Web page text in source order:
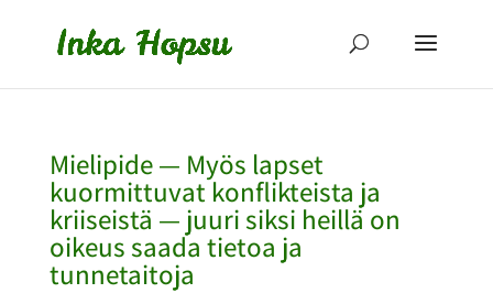
Mielipide — Myös lapset
kuormittuvat konflikteista ja
kriiseistä — juuri siksi heillä on
oikeus saada tietoa ja
tunnetaitoja